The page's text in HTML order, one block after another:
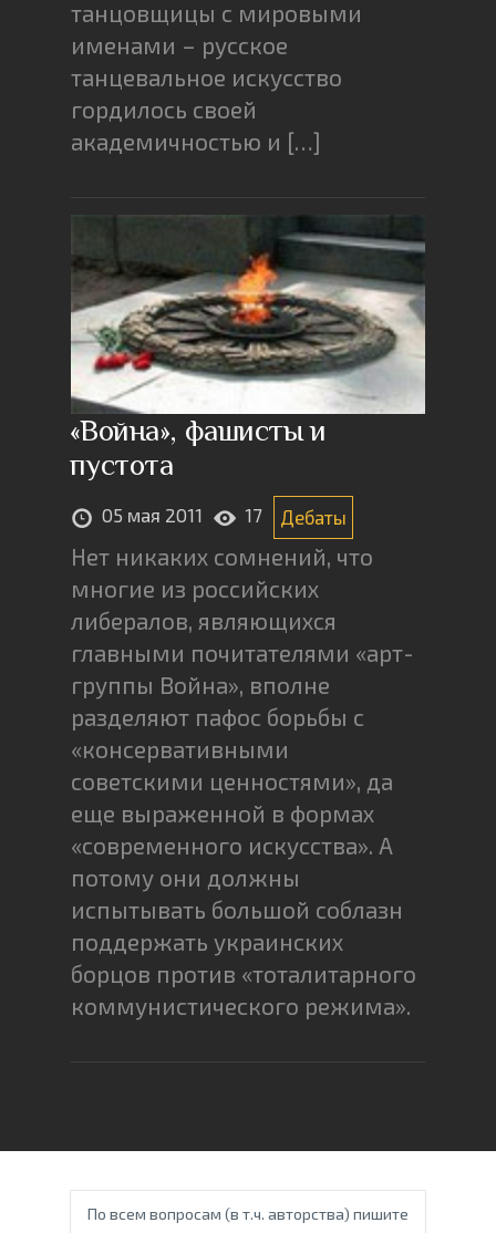
танцовщицы с мировыми
именами – русское
танцевальное искусство
гордилось своей
академичностью и […]
«Война», фашисты и
пустота
05 мая 2011 17 Дебаты
Нет никаких сомнений, что
многие из российских
либералов, являющихся
главными почитателями «арт-
группы Война», вполне
разделяют пафос борьбы с
«консервативными
советскими ценностями», да
еще выраженной в формах
«современного искусства». А
потому они должны
испытывать большой соблазн
поддержать украинских
борцов против «тоталитарного
коммунистического режима».
По всем вопросам (в т.ч. авторства) пишите